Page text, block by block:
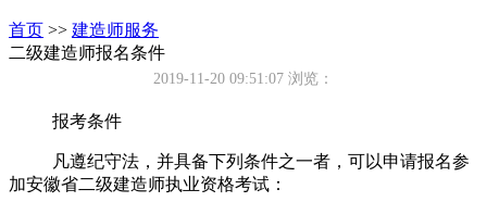
首页 >> 建造师服务
二级建造师报名条件
2019-11-20 09:51:07 浏览：
报考条件
凡遵纪守法，并具备下列条件之一者，可以申请报名参
加安徽省二级建造师执业资格考试：